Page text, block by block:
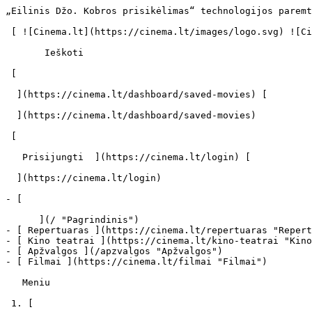
„Eilinis Džo. Kobros prisikėlimas“ technologijos paremtos realiais kariniais projektais - cinema.lt                            Ieškoti     

 [ ![Cinema.lt](https://cinema.lt/images/logo.svg) ![Cinema.lt](https://cinema.lt/images/favicon.svg) ](https://cinema.lt "Cinema.lt")

       Ieškoti     

 [  

  ](https://cinema.lt/dashboard/saved-movies) [  

  ](https://cinema.lt/dashboard/saved-movies)

 [  

   Prisijungti  ](https://cinema.lt/login) [  

  ](https://cinema.lt/login) 

- [  

      ](/ "Pagrindinis")
- [ Repertuaras ](https://cinema.lt/repertuaras "Repertuaras")
- [ Kino teatrai ](https://cinema.lt/kino-teatrai "Kino teatrai")
- [ Apžvalgos ](/apzvalgos "Apžvalgos")
- [ Filmai ](https://cinema.lt/filmai "Filmai")

   Meniu   

 1. [ 

      cinema.lt  ](/)
2. [  Naujienos  ](https://cinema.lt/naujienos)
3. „Eilinis Džo. Kobros prisikėlimas“ technologijos paremtos realiais kariniais projektais

„Eilinis Džo. Kobros prisikėlimas“ technologijos paremtos realiais kariniais projektais
=======================================================================================

Gretai ekranuose pasirodysiantis fantastinis veiksmo filmas „Eilinis Džo. Kobros prisikėlimas“ ne toks jau ir fantastinis kaip galima pagalvoti iš pirmo žvilgsnio. Filme panaudotos technologijos paremtos šiuo metu kariškių vykdomais tyrimais.

Filme dėvimas „Delta 6 Accelerator“ kostiumas buvo specialiai sukurtas, kad padidintų jį dėvinčio žmogaus natūralų greitį ir jėgą, taip pat apsaugotų dėvinčiojo kūną nuo sužeidimų. Tokius kostiumus dėvi Eilinio Džo būrio operatyvininkai. Kostiumų idėja pasiskolinta iš kompanijos „Lockheed Martin“ kuriamų „Hulc“, „Sarcos“ ir „Future Warrior System“ projektų.

„Lockheed Martin” – tarptautinė, viena didžiausių aukštųjų technologijų bei lėktuvų ir kitų aviacijos bei kosmonautikos aparatų gamybos korporacijų. Pagal įplaukas „Lockheed Martin“ yra didžiausias pasaulyje karinės srities rangovas.

Stepheno Sommerso režisuoto veiksmo filmo įvykiai vyksta netolimoje ateityje (2019 metais) kur tarptautinio elitinio būrio kariai turi neutralizuoti prekiautoją ginklais James McCullen Destro. Jo „Mars Industries“ korporacija tiekia globalinę grėsmę keliančius ginklus: nanorobotus, per kelias akimirkas galinčius sunaikinti bet kokia kliūtį savo kelyje, pavyzdžiui Eifelio bokštą.

 „Eilinis Džo. Kobros prisikėlimas“ kino teatruose pradedamas rodyti jau rugpjūčio 14 dieną.

 Dalintis

 [ ![Facebook](https://cinema.lt/images/socials/facebook_icon.svg) ](https://www.facebook.com/sharer/sharer.php?u=https%3A%2F%2Fcinema.lt%2Fnaujienos%2Feilinis-dzo-kobros-prisikelimas-technologijos-paremtos-realiais-kariniais-projektais)[ ![Messenger](https://cinema.lt/images/socials/messenger_icon.svg) ](https://www.facebook.com/dialog/send?link=https%3A%2F%2Fcinema.lt%2Fnaujienos%2Feilinis-dzo-kobros-prisikelimas-technologijos-paremtos-realiais-kariniais-projektais&redirect_uri=https%3A%2F%2Fcinema.lt%2Fnaujienos%2Feilinis-dzo-kobros-prisikelimas-technologijos-paremtos-realiais-kariniais-projektais)[ ![LinkedIn](https://cinema.lt/images/socials/linkedin_icon.svg) ](https://www.linkedin.com/sharing/share-offsite/?url=https%3A%2F%2Fcinema.lt%2Fnaujienos%2Feilinis-dzo-kobros-prisikelimas-technologijos-paremtos-realiais-kariniais-projektais)  

 [  

   Atgal į sąrašą  ](https://cinema.lt/naujienos) [  Kitas straipsnis   

  ](https://cinema.lt/naujienos/kino-mieste-sia-savaite-ir-liudni-ir-linksmi-rytu-europos-zydu-likimai) 

 Kino teatrai šiuo metu rodo 
-----------------------------

- ![](https://cinema.lt/images/bookmarks/bookmark.svg)   

     [    ![Dulkės, kaulai ir stebuklai filmo online nuotraukos](https://s3.eu-central-1.amazonaws.com/cinema-lt/images/movies/poster/be22a23ba40af80aa76335d3a3ca6959/c/iiSmP0qjOFbPZfuD-2xl.webp)  

      Apžvelgta  

    ###  Dulkės, kaulai ir stebuklai 

    ####  Holy Destructors 

     ](https://